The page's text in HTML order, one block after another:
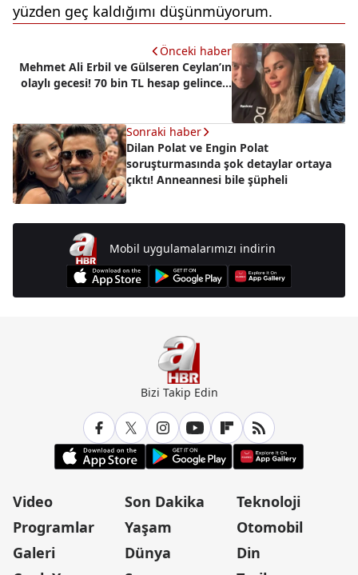
yüzden geç kaldığımı düşünmüyorum.
Önceki haber
Mehmet Ali Erbil ve Gülseren Ceylan’ın
olaylı gecesi! 70 bin TL hesap gelince...
Sonraki haber
Dilan Polat ve Engin Polat
soruşturmasında şok detaylar ortaya
çıktı! Anneannesi bile şüpheli
Mobil uygulamalarımızı indirin
Bizi Takip Edin
Video
Programlar
Galeri
Son Dakika
Yaşam
Dünya
Teknoloji
Otomobil
Din